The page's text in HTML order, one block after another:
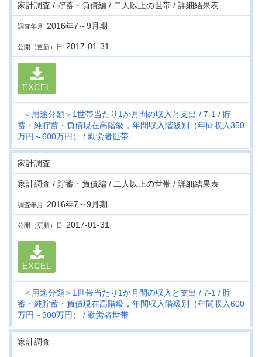
家計調査 / 貯蓄・負債編 / 二人以上の世帯 / 詳細結果表
調査年月 2016年7～9月期
公開（更新）日 2017-01-31
EXCEL
＜用途分類＞1世帯当たり1か月間の収入と支出 7-1
貯
蓄・純貯蓄・負債現在高階級，年間収入階級別（年間収入350
万円～600万円）
勤労者世帯
家計調査
家計調査 / 貯蓄・負債編 / 二人以上の世帯 / 詳細結果表
調査年月 2016年7～9月期
公開（更新）日 2017-01-31
EXCEL
＜用途分類＞1世帯当たり1か月間の収入と支出 7-1
貯
蓄・純貯蓄・負債現在高階級，年間収入階級別（年間収入600
万円～900万円）
勤労者世帯
家計調査